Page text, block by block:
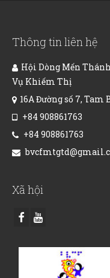
Thông tin liên hệ
Hội Dòng Mến
Vụ Khiếm Thị
16A Đường số 7,
+84 908861763
+84 908861763
Xã hội